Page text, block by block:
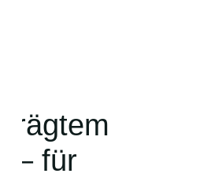
– für